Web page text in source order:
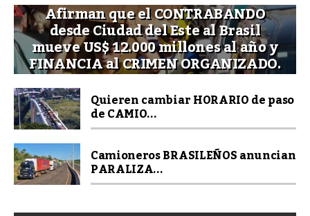
Afirman que el CONTRABANDO
desde Ciudad del Este al Brasil
mueve US$ 12.000 millones al año y
FINANCIA al CRIMEN ORGANIZADO.
Quieren cambiar HORARIO de paso
de CAMIO...
Camioneros BRASILEÑOS anuncian
PARALIZA...